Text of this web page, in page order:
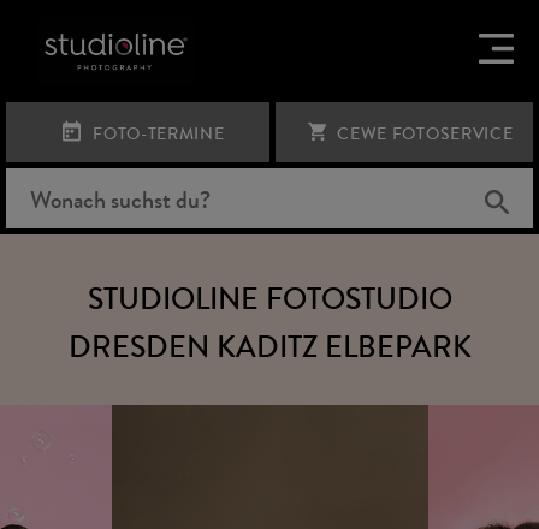
FOTO-TERMINE CEWE FOTOSERVICE
STUDIOLINE FOTOSTUDIO
DRESDEN KADITZ ELBEPARK